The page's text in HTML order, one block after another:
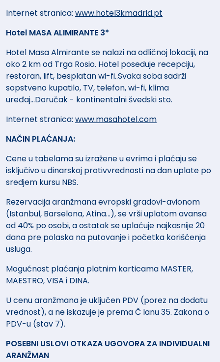
Internet stranica: www.hotel3kmadrid.pt
Hotel MASA ALIMIRANTE 3*
Hotel Masa Almirante se nalazi na odličnoj lokaciji, na
oko 2 km od Trga Rosio. Hotel poseduje recepciju,
restoran, lift, besplatan wi-fi..Svaka soba sadrži
sopstveno kupatilo, TV, telefon, wi-fi, klima
uređaj...Doručak - kontinentalni švedski sto.
Internet stranica: www.masahotel.com
NAČIN PLAĆANJA:
Cene u tabelama su izražene u evrima i plaćaju se
isključivo u dinarskoj protivvrednosti na dan uplate po
sredjem kursu NBS.
Rezervacija aranžmana evropski gradovi-avionom
(Istanbul, Barselona, Atina...), se vrši uplatom avansa
od 40% po osobi, a ostatak se uplaćuje najkasnije 20
dana pre polaska na putovanje i početka korišćenja
usluga.
Mogućnost plaćanja platnim karticama MASTER,
MAESTRO, VISA i DINA.
U cenu aranžmana je uključen PDV (porez na dodatu
vrednost), a ne iskazuje je prema Č lanu 35. Zakona o
PDV-u (stav 7).
POSEBNI USLOVI OTKAZA UGOVORA ZA INDIVIDUALNI
ARANŽMAN